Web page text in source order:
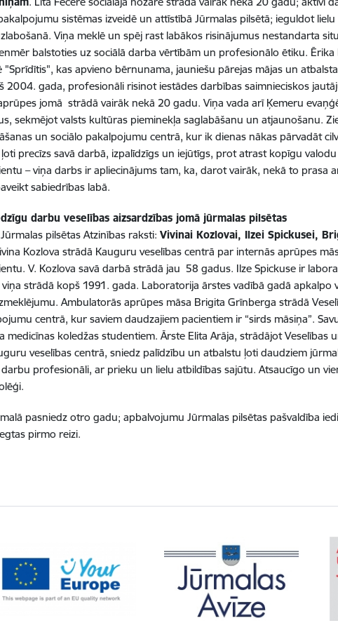
sistēmas izveidē un attīstībā Jūrmalas pilsētā; ieguldot
Viņa meklē un spēj rast labākos risinājumus nestandarta
balstoties uz sociālā darba vērtībām un profesionālo ētiku. Ērika
"Sprīdītis", kas apvieno bērnunama, jauniešu pārejas mājas un
2004. gada, profesionāli risinot iestādes darbības saimnieciskos
jomā strādā vairāk nekā 20 gadu. Viņa vada arī Ķemeru
sekmējot valsts kultūras pieminekļa saglabāšanu un atjaunošanu.
un sociālo pakalpojumu centrā, kur ik dienas nākas pārvadāt
precīzs savā darbā, izpalīdzīgs un iejūtīgs, prot atrast kopīgu
– viņa darbs ir apliecinājums tam, ka, darot vairāk, nekā to prasa
sabiedrības labā.
darbu veselības aizsardzības jomā jūrmalas pilsētas
pilsētas Atzinības raksti:Vivinai Kozlovai, Ilzei Spickusei,
Kozlova strādā Kauguru veselības centrā par internās aprūpes
V. Kozlova savā darbā strādā jau 58 gadus. Ilze Spickuse ir
strādā kopš 1991. gada. Laboratorija ārstes vadībā gadā apkalpo
Ambulatorās aprūpes māsa Brigita Grīnberga strādā
centrā, kur saviem daudzajiem pacientiem ir “sirds māsiņa”.
medicīnas koledžas studentiem. Ārste Elita Arāja, strādājot Veselības
veselības centrā, sniedz palīdzību un atbalstu ļoti daudziem
profesionāli, ar prieku un lielu atbildības sajūtu. Atsaucīgo un
pasniedz otro gadu; apbalvojumu Jūrmalas pilsētas pašvaldība
pirmo reizi.